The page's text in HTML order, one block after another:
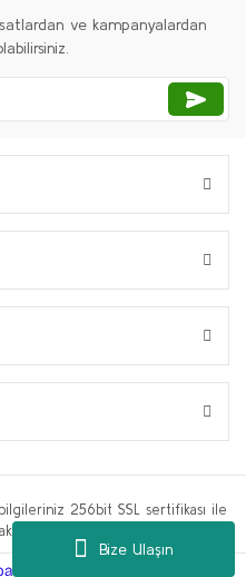
Bize Ulaşın
ve kampanyalardan
256bit SSL sertifikası ile